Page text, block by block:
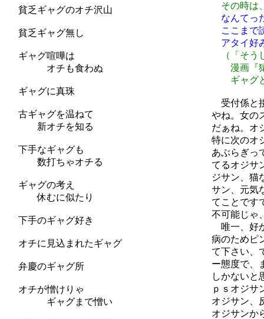
貧乏ギャグのオチ沢山
貧乏ギャグ無し
ギャグ喧嘩は
オチも食わぬ
ギャグに真珠
古ギャグを温ねて
新オチを知る
下手なギャグも
数打ちゃオチる
ギャグの考え
休むに似たり
下手のギャグ好き
オチに見込まれたギャグ
弁慶のギャグ所
オチが憎けりゃ
ギャグまで憎い
その時は、許して
なんてっ
ここまで読んだ人
アタイ好みの
（「そうしきまん
漫画『猿飛佐助
ギャグとしても
受付係と接待係に
やね。女のスタッ
だぁね。オジサン
特に次のオジサン
あぶらぎってるオ
てるオジサン、ス
ジサン、猫なで声
サン、元気なオジ
てことですでに嫌
不可能じゃ、と
唯一、好かれもし
病のためピンチ・
て下さい、できる
ー態度で、まじめ
しかないと思う
ｐｓオジサンがオ
オジサン、反論で
オジサンから